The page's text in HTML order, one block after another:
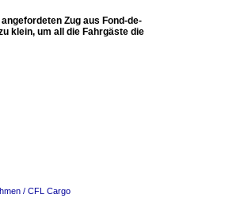
Zug aus Fond-de-
klein, um all die Fahrgäste die
/ CFL Cargo